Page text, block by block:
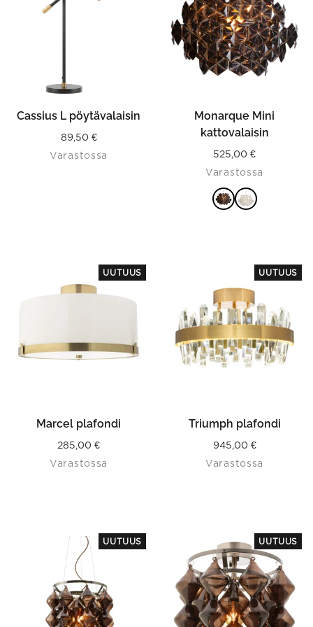
Cassius L pöytävalaisin
89,50 €
Varastossa
VALITSE
variants.
The
options
may
be
chosen
product
page
Monarque Mini
kattovalaisin
525,00 €
Varastossa
UUTUUS
Marcel plafondi
285,00 €
Varastossa
UUTUUS
Triumph plafondi
945,00 €
Varastossa
UUTUUS UUTUUS